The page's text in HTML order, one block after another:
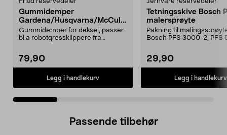
Gummidemper
Gardena/Husqvarna/McCullo
ch/Flymo
Gummidemper for deksel, passer
bl.a robotgressklippere fra
79,90
Legg i handlekurv
Tetningsskive Bosch
malersprøyte
Pakning til
Bosch PFS 3000-2, PFS
29,90
Legg i handlekurv
Passende tilbehør